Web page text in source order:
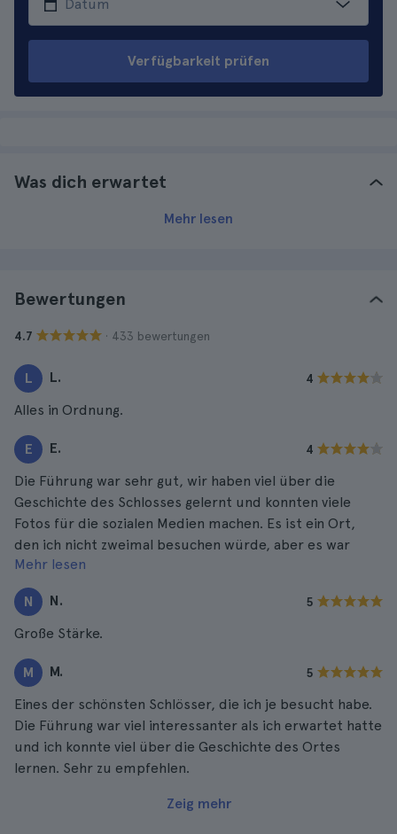
Verfügbarkeit prüfen
Was dich erwartet
Mehr lesen
Bewertungen
4.7 · 433 bewertungen
L L. 4
Alles in Ordnung.
E E. 4
Die Führung war sehr gut, wir haben viel über die
Geschichte des Schlosses gelernt und konnten viele
Fotos für die sozialen Medien machen. Es ist ein Ort,
den ich nicht zweimal besuchen würde, aber es war
schön, seine Geschichte zu hören.
Mehr lesen
N N. 5
Große Stärke.
M M. 5
Eines der schönsten Schlösser, die ich je besucht habe.
Die Führung war viel interessanter als ich erwartet hatte
und ich konnte viel über die Geschichte des Ortes
lernen. Sehr zu empfehlen.
Zeig mehr